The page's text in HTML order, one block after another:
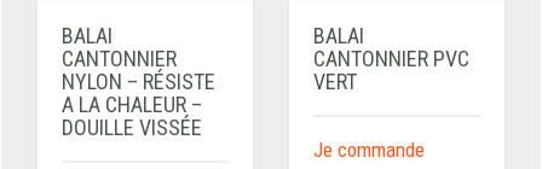
BALAI
CANTONNIER
NYLON – RÉSISTE
A LA CHALEUR –
DOUILLE VISSÉE
BALAI
CANTONNIER PVC
VERT
Je commande